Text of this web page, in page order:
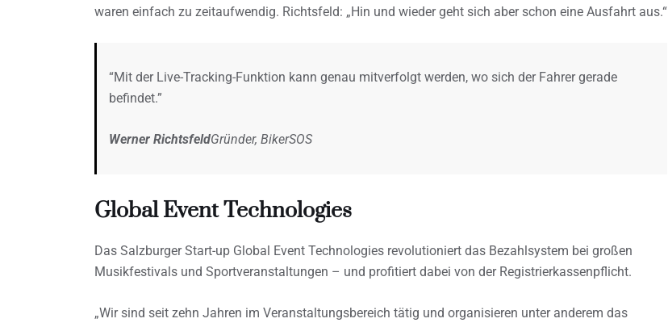
waren einfach zu zeitaufwendig. Richtsfeld: „Hin und wieder geht sich aber schon eine Ausfahrt aus.“
“Mit der Live-Tracking-Funktion kann genau mitverfolgt werden, wo sich der Fahrer gerade
befindet.”
Werner RichtsfeldGründer, BikerSOS
Global Event Technologies
Das Salzburger Start-up Global Event Technologies revolutioniert das Bezahlsystem bei großen
Musikfestivals und Sportveranstaltungen – und profitiert dabei von der Registrierkassenpflicht.
„Wir sind seit zehn Jahren im Veranstaltungsbereich tätig und organisieren unter anderem das